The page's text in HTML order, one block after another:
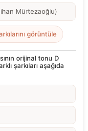
Mürtezaoğlu)
görüntüle
orijinal tonu D
şarkıları aşağıda